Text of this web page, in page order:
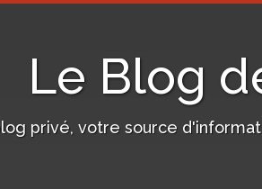
Le Blog
privé, votre source